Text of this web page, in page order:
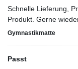
Schnelle Lieferung,
Produkt. Gerne
Gymnastikmatte
Passt